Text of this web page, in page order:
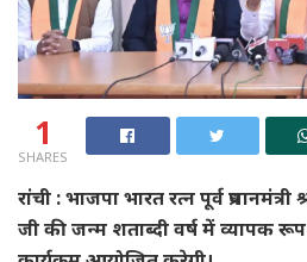
1
SHARES
रांची : भाजपा भारत रत्न पूर्व
जी की जन्म शताब्दी वर्ष में व्यापक